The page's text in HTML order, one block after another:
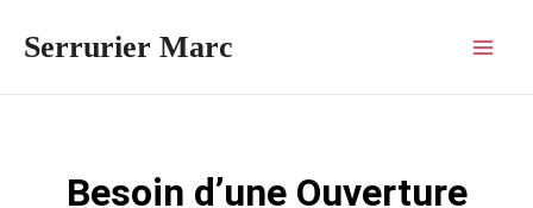
Serrurier Marc
Besoin d’une Ouverture